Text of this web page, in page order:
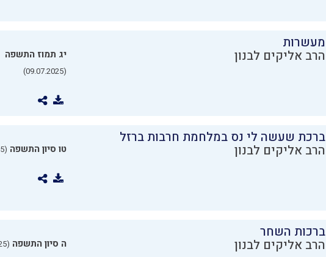
מעשרות
הרב אליקים לבנון יג תמוז התשפה
(09.07.2025)
ברכת שעשה לי נס במלחמת חרבות ברזל
הרב אליקים לבנון טו סיון התשפה (11.06.2025)
ברכות השחר
הרב אליקים לבנון ה סיון התשפה (01.06.2025)